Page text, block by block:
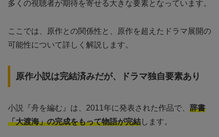
多くの視聴者が期待を寄せる大きな要素となっています。
ここでは、原作との関係性と、原作を超えたドラマ展開の
可能性について詳しく解説します。
原作小説は完結済みだが、ドラマ独自要素あり
小説『舟を編む』は、2011年に発表された作品で、 辞書
「大渡海」の完成をもって物語が完結します。